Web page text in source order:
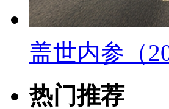
盖世内参（
热门推荐